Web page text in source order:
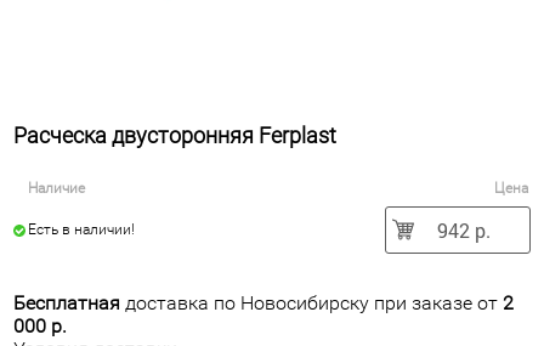
Расческа двусторонняя Ferplast
Наличие Цена
Есть в наличии! 942 р.
Бесплатная доставка по Новосибирску при заказе от 2
000 р.